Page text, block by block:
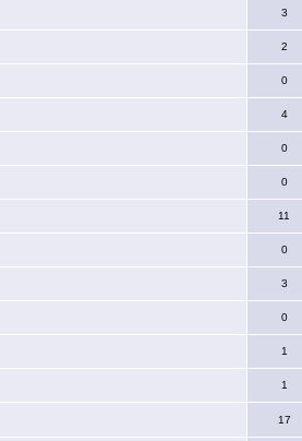
3
2
0
4
0
0
11
0
3
0
1
1
17